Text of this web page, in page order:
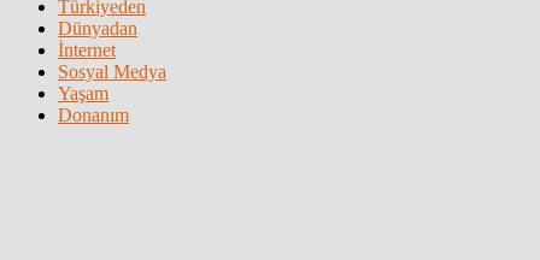
Türkiyeden
Dünyadan
İnternet
Sosyal Medya
Yaşam
Donanım